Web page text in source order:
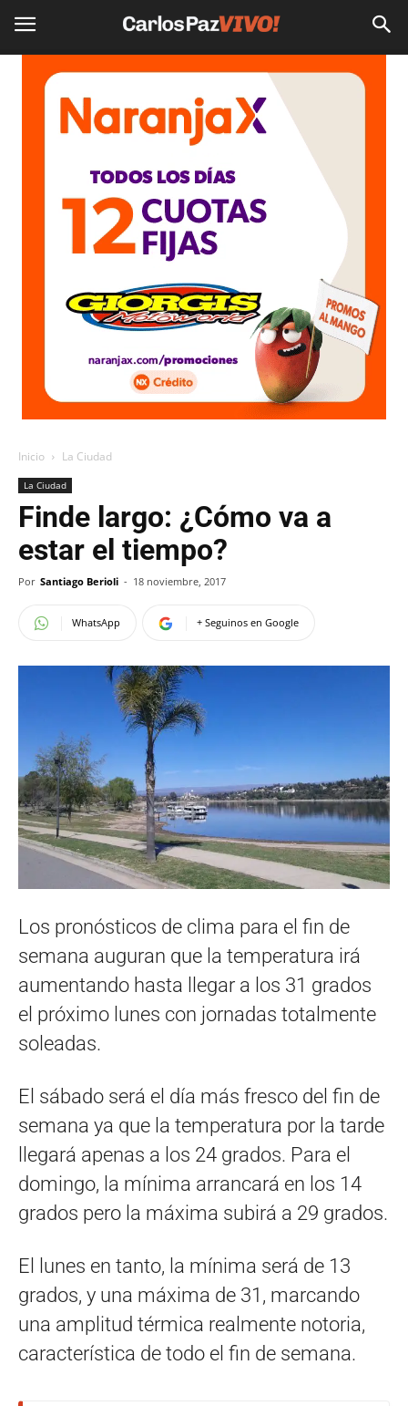
Inicio La Ciudad
La Ciudad
Finde largo: ¿Cómo va a
estar el tiempo?
Por Santiago Berioli - 18 noviembre, 2017
WhatsApp + Seguinos en Google
Los pronósticos de clima para el fin de
semana auguran que la temperatura irá
aumentando hasta llegar a los 31 grados
el próximo lunes con jornadas totalmente
soleadas.
El sábado será el día más fresco del fin de
semana ya que la temperatura por la tarde
llegará apenas a los 24 grados. Para el
domingo, la mínima arrancará en los 14
grados pero la máxima subirá a 29 grados.
El lunes en tanto, la mínima será de 13
grados, y una máxima de 31, marcando
una amplitud térmica realmente notoria,
característica de todo el fin de semana.